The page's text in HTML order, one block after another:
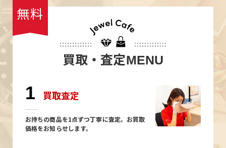
無料
買取・査定MENU
1 買取査定
お持ちの商品を1点ずつ丁寧に査定。お買取
価格をお知らせします。